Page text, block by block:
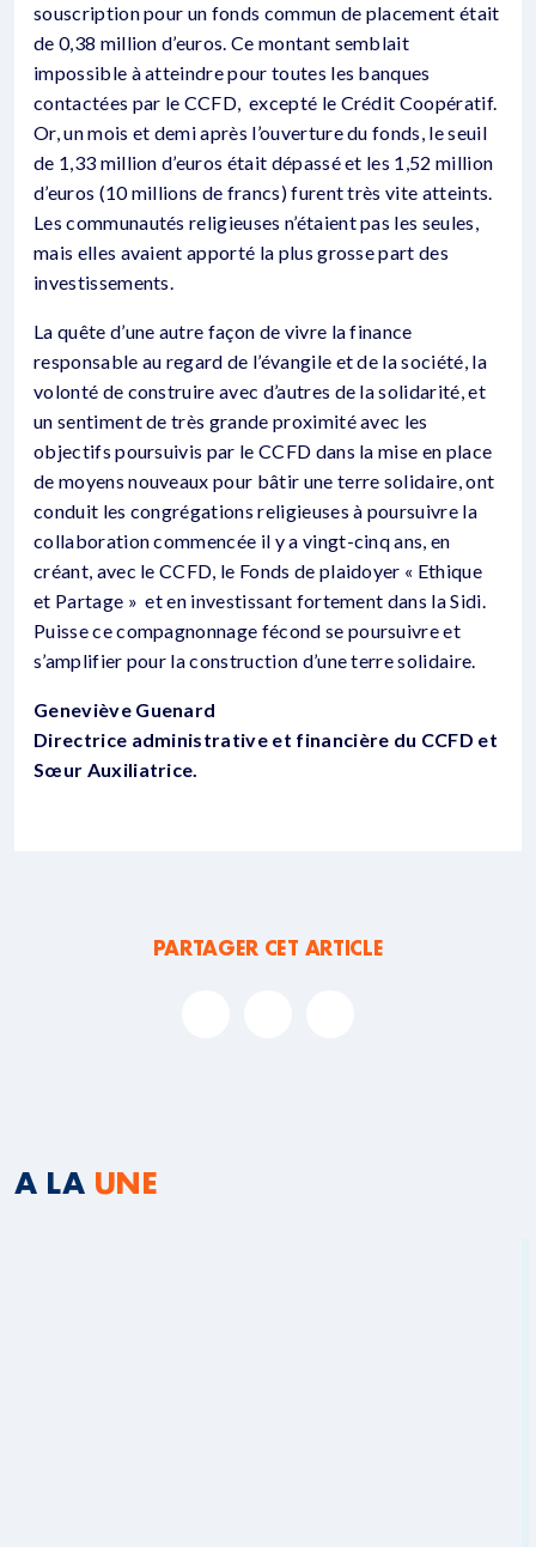
souscription pour un fonds commun de placement était
de 0,38 million d’euros. Ce montant semblait
impossible à atteindre pour toutes les banques
contactées par le CCFD, excepté le Crédit Coopératif.
Or, un mois et demi après l’ouverture du fonds, le seuil
de 1,33 million d’euros était dépassé et les 1,52 million
d’euros (10 millions de francs) furent très vite atteints.
Les communautés religieuses n’étaient pas les seules,
mais elles avaient apporté la plus grosse part des
investissements.
La quête d’une autre façon de vivre la finance
responsable au regard de l’évangile et de la société, la
volonté de construire avec d’autres de la solidarité, et
un sentiment de très grande proximité avec les
objectifs poursuivis par le CCFD dans la mise en place
de moyens nouveaux pour bâtir une terre solidaire, ont
conduit les congrégations religieuses à poursuivre la
collaboration commencée il y a vingt-cinq ans, en
créant, avec le CCFD, le Fonds de plaidoyer « Ethique
et Partage » et en investissant fortement dans la Sidi.
Puisse ce compagnonnage fécond se poursuivre et
s’amplifier pour la construction d’une terre solidaire.
Geneviève Guenard
Directrice administrative et financière du CCFD et
Sœur Auxiliatrice.
PARTAGER CET ARTICLE
A LA UNE